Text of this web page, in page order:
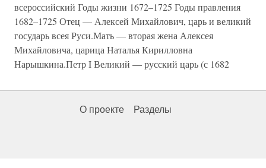
всероссийский Годы жизни 1672–1725 Годы правления
1682–1725 Отец — Алексей Михайлович, царь и великий
государь всея Руси.Мать — вторая жена Алексея
Михайловича, царица Наталья Кирилловна
Нарышкина.Петр I Великий — русский царь (с 1682
О проекте Разделы